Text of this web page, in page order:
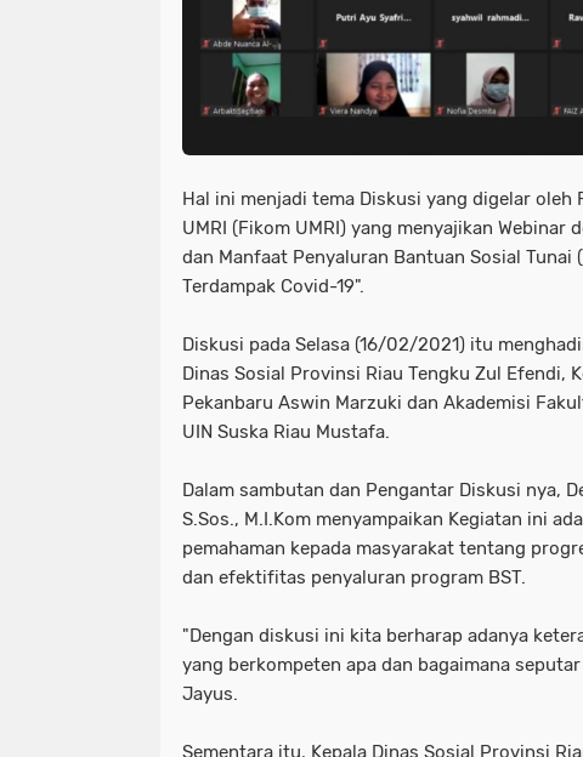
Hal ini menjadi tema Diskusi yang digelar oleh
UMRI (Fikom UMRI) yang menyajikan Webinar
dan Manfaat Penyaluran Bantuan Sosial Tunai
Terdampak Covid-19".
Diskusi pada Selasa (16/02/2021) itu
Dinas Sosial Provinsi Riau Tengku Zul Efendi,
Pekanbaru Aswin Marzuki dan Akademisi
UIN Suska Riau Mustafa.
Dalam sambutan dan Pengantar Diskusi nya,
S.Sos., M.I.Kom menyampaikan Kegiatan ini
pemahaman kepada masyarakat tentang
dan efektifitas penyaluran program BST.
"Dengan diskusi ini kita berharap adanya
yang berkompeten apa dan bagaimana
Jayus.
Sementara itu, Kepala Dinas Sosial Provinsi